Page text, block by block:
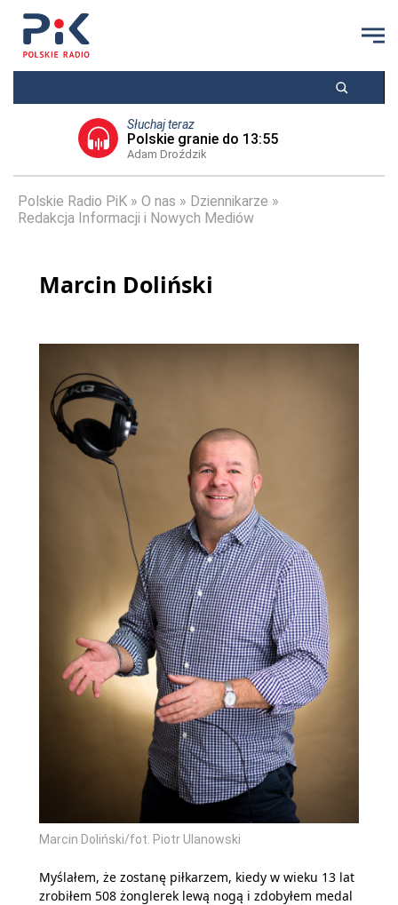
Słuchaj teraz
Polskie granie do 13:55
Adam Droździk
Polskie Radio PiK O nas
Dziennikarze
Redakcja Informacji i Nowych Mediów
Marcin Doliński
Marcin Doliński/fot. Piotr Ulanowski
Myślałem, że zostanę piłkarzem, kiedy w wieku 13 lat
zrobiłem 508 żonglerek lewą nogą i zdobyłem medal